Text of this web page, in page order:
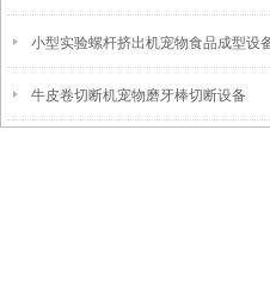
小型实验螺杆挤出机宠物食品成型设
牛皮卷切断机宠物磨牙棒切断设备